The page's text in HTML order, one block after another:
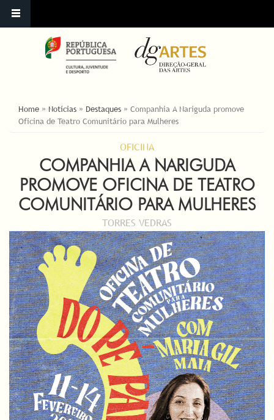
ESTÁ AQUI
Home » Notícias » Destaques » Companhia A Nariguda promove
Oficina de Teatro Comunitário para Mulheres
OFICINA
COMPANHIA A NARIGUDA
PROMOVE OFICINA DE TEATRO
COMUNITÁRIO PARA MULHERES
TORRES VEDRAS